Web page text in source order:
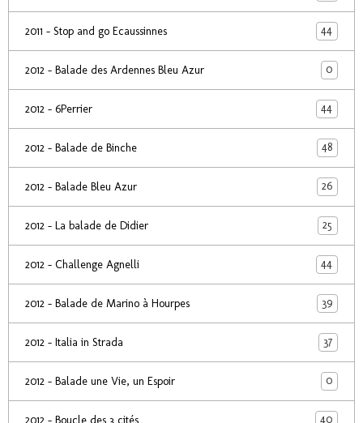
2011 - Stop and go Ecaussinnes 44
2012 - Balade des Ardennes Bleu Azur 0
2012 - 6Perrier 44
2012 - Balade de Binche 48
2012 - Balade Bleu Azur 26
2012 - La balade de Didier 25
2012 - Challenge Agnelli 44
2012 - Balade de Marino à Hourpes 39
2012 - Italia in Strada 37
2012 - Balade une Vie, un Espoir 0
2012 - Boucle des 3 cités 40